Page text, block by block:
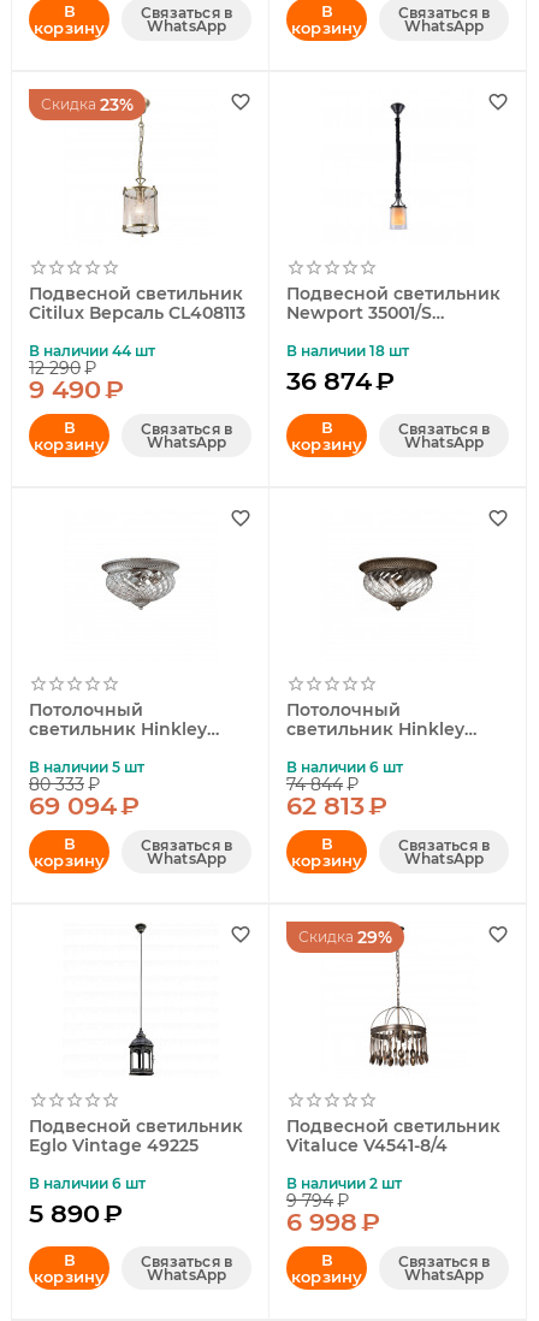
В
корзину
Связаться в
WhatsApp
В
корзину
Связаться в
WhatsApp
Скидка 23%
Подвесной светильник
Citilux Версаль CL408113
В наличии 44 шт
12 290₽
9 490₽
В
корзину
Связаться в
WhatsApp
Подвесной светильник
Newport 35001/S
В наличии 18 шт
36 874₽
В
корзину
Связаться в
WhatsApp
Потолочный
светильник Hinkley
L-PL
В наличии 5 шт
80 333₽
69 094₽
В
корзину
Связаться в
WhatsApp
Потолочный
светильник Hinkley
L-PZ
В наличии 6 шт
74 844₽
62 813₽
В
корзину
Связаться в
WhatsApp
Подвесной светильник
Eglo Vintage 49225
В наличии 6 шт
5 890₽
В
корзину
Связаться в
WhatsApp
Скидка 29%
Подвесной светильник
Vitaluce V4541-8/4
В наличии 2 шт
9 794₽
6 998₽
В
корзину
Связаться в
WhatsApp